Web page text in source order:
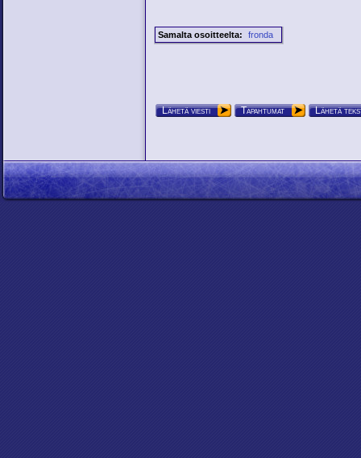
Samalta osoitteelta: fronda
Lähetä viesti Tapahtumat Lähetä